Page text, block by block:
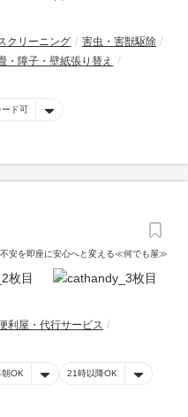
クリーニング
害虫・害獣駆除
・障子・壁紙張り替え
ード可
安を即座に安心へと変える≪何でも屋≫
利屋・代行サービス
朝OK 21時以降OK